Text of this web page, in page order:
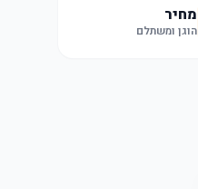
מחיר
הוגן ומשתלם